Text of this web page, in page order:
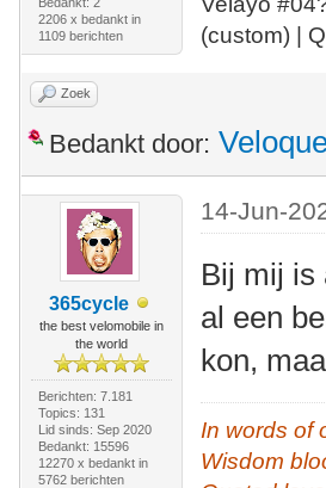
2206 x bedankt in
1109 berichten
(custom) |
Zoek
Bedankt door:
365cycle
the best velomobile in
the world
Berichten: 7.181
Topics: 131
Lid sinds: Sep 2020
Bedankt: 15596
12270 x bedankt in
5762 berichten
14-Jun-
Bij mij is
al een
kon,
In words of
Wisdom